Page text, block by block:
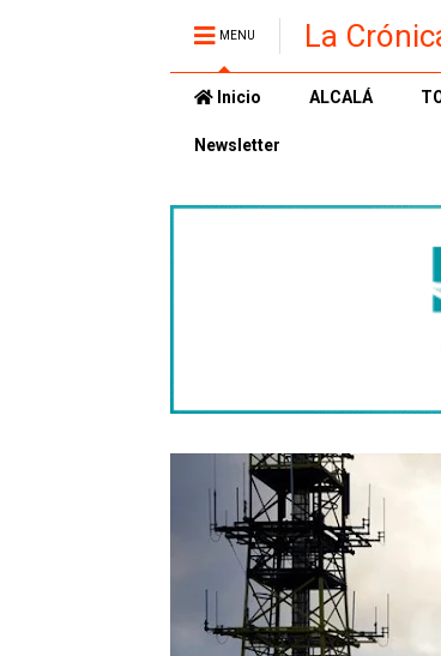
MENU La
Inicio ALCALÁ
Newsletter